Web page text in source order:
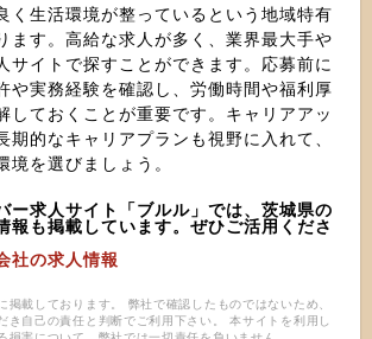
く生活環境が整っているという地域特有
ます。高給な求人が多く、業界最大手や
サイトで探すことができます。応募前に
や実務経験を確認し、労働時間や福利厚
しておくことが重要です。キャリアアッ
期的なキャリアプランも視野に入れて、
境を選びましょう。
ー求人サイト「ブルル」では、茨城県の
報も掲載しています。ぜひご活用くださ
社の求人情報
掲載しております。 弊社で確認したものではないため、
き自己の責任と判断でご利用下さい。 本サイトを利用し